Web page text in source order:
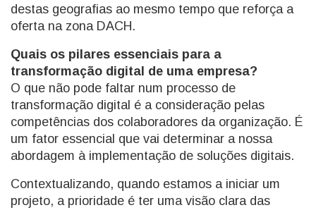
destas geografias ao mesmo tempo que reforça a
oferta na zona DACH.
Quais os pilares essenciais para a
transformação digital de uma empresa?
O que não pode faltar num processo de
transformação digital é a consideração pelas
competências dos colaboradores da organização. É
um fator essencial que vai determinar a nossa
abordagem à implementação de soluções digitais.
Contextualizando, quando estamos a iniciar um
projeto, a prioridade é ter uma visão clara das